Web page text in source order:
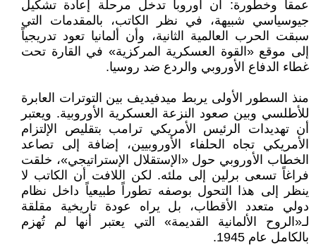
عمقاً وخطورة: أن أوروبا تدخل مرحلة إعادة تشكيل
جيوسياسي شبيهة، في نظر الكاتب، بالمقدمات التي
سبقت الحرب العالمية الثانية، وأن ألمانيا تعود تدريجياً
إلى موقع «القوة العسكرية المركزية» في القارة تحت
غطاء الدفاع الأوروبي والردع ضد روسيا.
منذ السطور الأولى يربط ميدفيديف بين التوترات العابرة
للأطلسي وبين صعود النزعة العسكرية الأوروبية. ويعتبر
أن تهديدات الرئيس الأمريكي ترامب بتقليص الإلتزام
الأمريكي تجاه الحلفاء الأوروبيين، إضافة إلى تصاعد
الخطاب الأوروبي حول «الإستقلال الإستراتيجي»، خلقت
فراغاً تسعى برلين إلى ملئه. لكن اللافت أن الكاتب لا
ينظر إلى هذا التحول بوصفه تطوراً طبيعياً داخل نظام
دولي متعدد الأقطاب، بل يراه عودة تاريخية مقلقة
لـ«الروح الألمانية القديمة» التي يعتبر أنها لم تُهزم
بالكامل عام 1945.